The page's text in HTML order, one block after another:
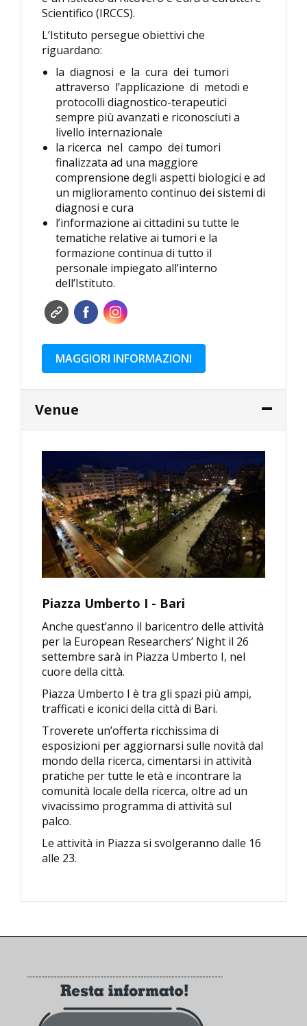
Scientifico (IRCCS).
L’Istituto persegue obiettivi che
riguardano:
la diagnosi e la cura dei tumori
attraverso l’applicazione di metodi e
protocolli diagnostico-terapeutici
sempre più avanzati e riconosciuti a
livello internazionale
la ricerca nel campo dei tumori
finalizzata ad una maggiore
comprensione degli aspetti biologici e ad
un miglioramento continuo dei sistemi di
diagnosi e cura
l’informazione ai cittadini su tutte le
tematiche relative ai tumori e la
formazione continua di tutto il
personale impiegato all’interno
dell’Istituto.
MAGGIORI INFORMAZIONI
Venue
Piazza Umberto I - Bari
Anche quest’anno il baricentro delle attività
per la European Researchers’ Night il 26
settembre sarà in Piazza Umberto I, nel
cuore della città.
Piazza Umberto I è tra gli spazi più ampi,
trafficati e iconici della città di Bari.
Troverete un’offerta ricchissima di
esposizioni per aggiornarsi sulle novità dal
mondo della ricerca, cimentarsi in attività
pratiche per tutte le età e incontrare la
comunità locale della ricerca, oltre ad un
vivacissimo programma di attività sul
palco.
Le attività in Piazza si svolgeranno dalle 16
alle 23.